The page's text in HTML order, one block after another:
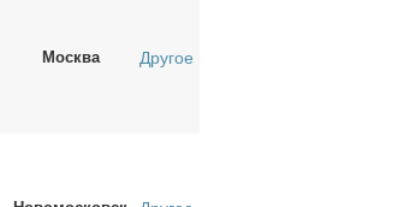
Москва Другое